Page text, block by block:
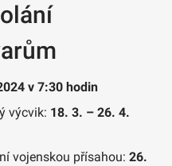
v 7:30 hodin
výcvik: 18. 3. – 26. 4.
vojenskou přísahou: 26.